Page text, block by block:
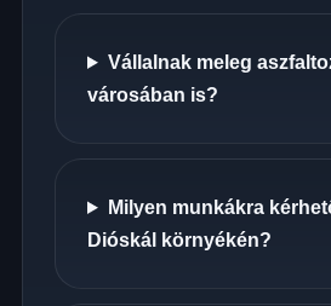
Vállalnak meleg
városában is?
Milyen munkákra
Dióskál környékén?